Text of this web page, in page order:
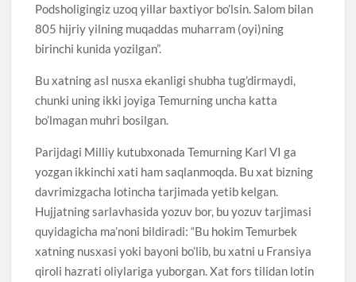
Podsholigingiz uzoq yillar baxtiyor bo’lsin. Salom bilan
805 hijriy yilning muqaddas muharram (oyi)ning
birinchi kunida yozilgan”.
Bu xatning asl nusxa ekanligi shubha tug’dirmaydi,
chunki uning ikki joyiga Temurning uncha katta
bo’lmagan muhri bosilgan.
Parijdagi Milliy kutubxonada Temurning Karl VI ga
yozgan ikkinchi xati ham saqlanmoqda. Bu xat bizning
davrimizgacha lotincha tarjimada yetib kelgan.
Hujjatning sarlavhasida yozuv bor, bu yozuv tarjimasi
quyidagicha ma’noni bildiradi: “Bu hokim Temurbek
xatning nusxasi yoki bayoni bo’lib, bu xatni u Fransiya
qiroli hazrati oliylariga yuborgan. Xat fors tilidan lotin